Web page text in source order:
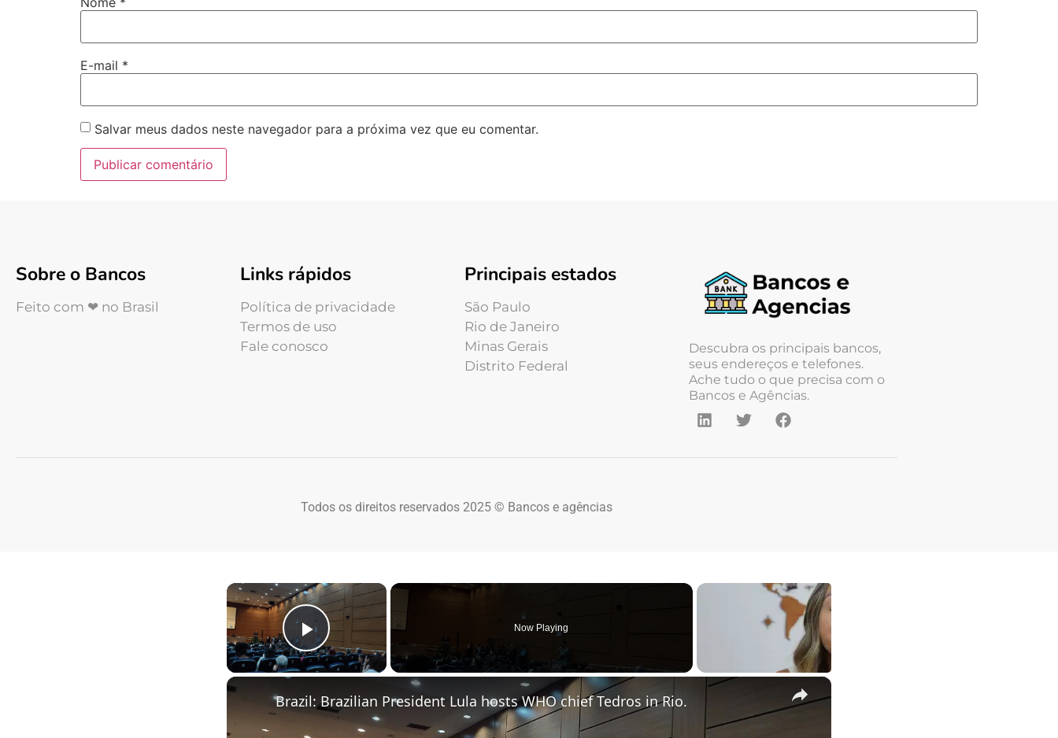
E-mail *
Salvar meus dados neste navegador para a próxima vez que eu comentar.
Sobre o Bancos
Feito com ❤ no Brasil
Links rápidos
Política de privacidade
Termos de uso
Fale conosco
Principais estados
São Paulo
Rio de Janeiro
Minas Gerais
Distrito Federal
Descubra os principais bancos,
seus endereços e telefones.
Ache tudo o que precisa com o
Bancos e Agências.
Todos os direitos reservados 2025 © Bancos e agências
×
Play Video
Now Playing
×
Brazil: Brazilian President Lula hosts WHO chief Tedros in Rio.